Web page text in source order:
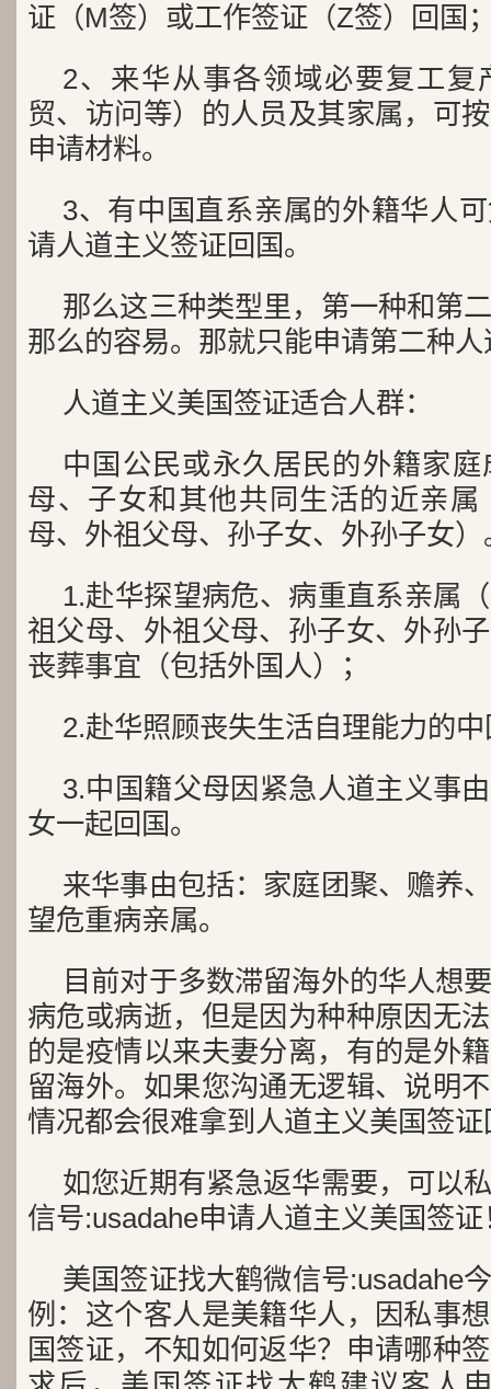
证（M签）或工作签证（Z签）回国
2、来华从事各领域必要复工复
贸、访问等）的人员及其家属，可
申请材料。
3、有中国直系亲属的外籍华人
请人道主义签证回国。
那么这三种类型里，第一种和第
那么的容易。那就只能申请第二种
人道主义美国签证适合人群：
中国公民或永久居民的外籍家
母、子女和其他共同生活的近亲
母、外祖父母、孙子女、外孙子女）
1.赴华探望病危、病重直系亲属
祖父母、外祖父母、孙子女、外孙
丧葬事宜（包括外国人）；
2.赴华照顾丧失生活自理能力的
3.中国籍父母因紧急人道主义事
女一起回国。
来华事由包括：家庭团聚、赡养
望危重病亲属。
目前对于多数滞留海外的华人想
病危或病逝，但是因为种种原因无
的是疫情以来夫妻分离，有的是外
留海外。如果您沟通无逻辑、说明
情况都会很难拿到人道主义美国签证
如您近期有紧急返华需要，可以
信号:usadahe申请人道主义美国签证
美国签证找大鹤微信号:usadahe
例：这个客人是美籍华人，因私事
国签证，不知如何返华？申请哪种